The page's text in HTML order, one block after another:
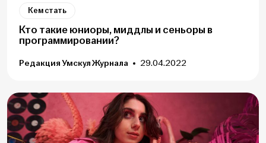
Кем стать
Кто такие юниоры, миддлы и сеньоры в
программировании?
Редакция Умскул Журнала 29.04.2022